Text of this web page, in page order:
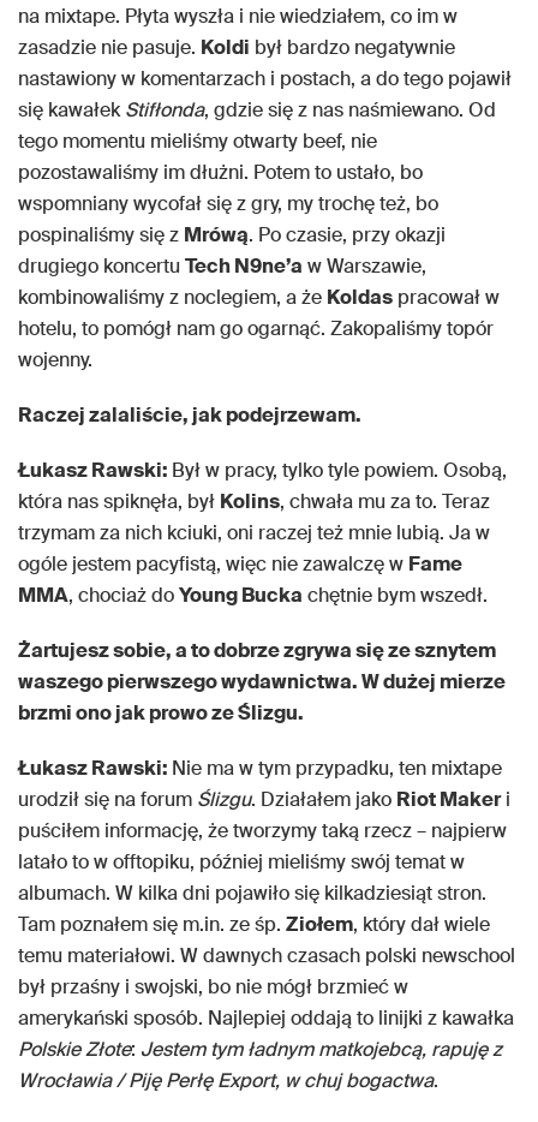
na mixtape. Płyta wyszła i nie wiedziałem, co im w
zasadzie nie pasuje. Koldi był bardzo negatywnie
nastawiony w komentarzach i postach, a do tego pojawił
się kawałekStifłonda, gdzie się z nas naśmiewano. Od
tego momentu mieliśmy otwarty beef, nie
pozostawaliśmy im dłużni. Potem to ustało, bo
wspomniany wycofał się z gry, my trochę też, bo
pospinaliśmy się z Mrówą. Po czasie, przy okazji
drugiego koncertu Tech N9ne’a w Warszawie,
kombinowaliśmy z noclegiem, a że Koldas pracował w
hotelu, to pomógł nam go ogarnąć. Zakopaliśmy topór
wojenny.
Raczej zalaliście, jak podejrzewam.
Łukasz Rawski: Był w pracy, tylko tyle powiem. Osobą,
która nas spiknęła, był Kolins, chwała mu za to. Teraz
trzymam za nich kciuki, oni raczej też mnie lubią. Ja w
ogóle jestem pacyfistą, więc nie zawalczę w Fame
MMA, chociaż doYoung Bucka chętnie bym wszedł.
Żartujesz sobie, a to dobrze zgrywa się ze sznytem
waszego pierwszego wydawnictwa. W dużej mierze
brzmi ono jak prowo ze Ślizgu.
Łukasz Rawski: Nie ma w tym przypadku, ten mixtape
urodził się na forum Ślizgu. Działałem jako Riot Makeri
puściłem informację, że tworzymy taką rzecz – najpierw
latało to w offtopiku, później mieliśmy swój temat w
albumach. W kilka dni pojawiło się kilkadziesiąt stron.
Tam poznałem się m.in. ze śp. Ziołem, który dał wiele
temu materiałowi. W dawnych czasach polski newschool
był przaśny i swojski, bo nie mógł brzmieć w
amerykański sposób. Najlepiej oddają to linijki z kawałka
Polskie Złote: Jestem tym ładnym matkojebcą, rapuję z
Wrocławia /Piję Perłę Export, w chuj bogactwa.